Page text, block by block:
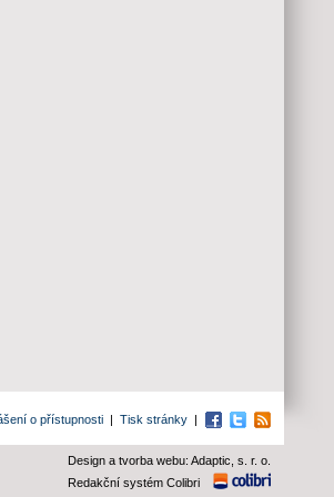
o přístupnosti | Tisk stránky | Facebook
TwitterRSS
Design a tvorba webu: Adaptic, s. r. o.
Redakční systém Colibri